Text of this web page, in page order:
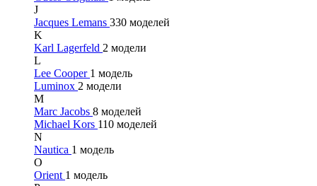
J
Jacques Lemans 330 моделей
K
Karl Lagerfeld 2 модели
L
Lee Cooper 1 модель
Luminox 2 модели
M
Marc Jacobs 8 моделей
Michael Kors 110 моделей
N
Nautica 1 модель
O
Orient 1 модель